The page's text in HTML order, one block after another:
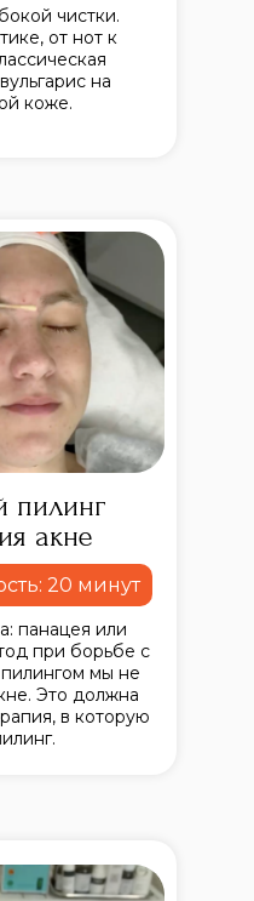
чистки.
от нот к
на
коже.
панацея или
при борьбе с
мы не
Это должна
в которую
пилинг
акне
20 минут